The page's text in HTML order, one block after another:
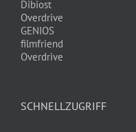
Dibiost
Overdrive
GENIOS
filmfriend
Overdrive
SCHNELLZUGRIFF